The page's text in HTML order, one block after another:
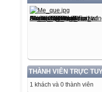
THÀNH VIÊN TRỰC
1 khách và 0 thành viên